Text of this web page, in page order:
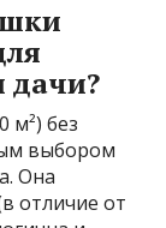
дачи?
м²) без
выбором
Она
отличие от